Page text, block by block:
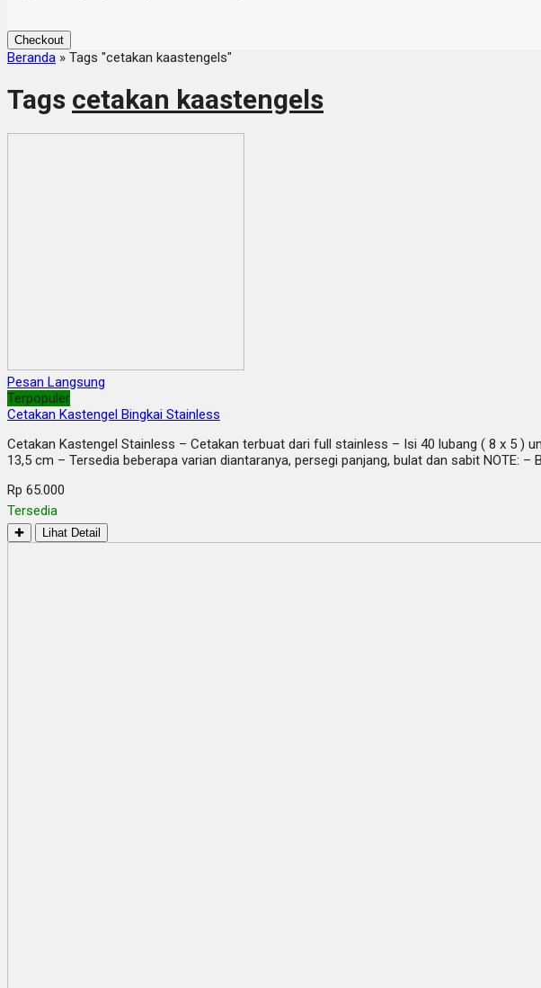
Checkout
Beranda » Tags "cetakan kaastengels"
Tags cetakan kaastengels
Pesan Langsung
Terpopuler
Cetakan Kastengel Bingkai Stainless
Cetakan Kastengel Stainless – Cetakan terbuat dari full stainless – Isi 40 lubang ( 8 x 5 )
13,5 cm – Tersedia beberapa varian diantaranya, persegi panjang, bulat dan sabit NOTE: –
Rp 65.000
Tersedia
✚ Lihat Detail